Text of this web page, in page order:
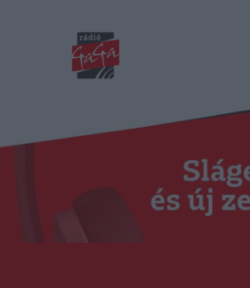
RÁDIÓ GAGA
Műsorok
Duma Duba
Podcast és videók
Stáb